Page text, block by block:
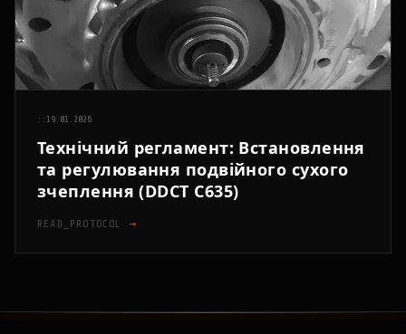
:: 19.01.2026
Технічний регламент: Встановлення
та регулювання подвійного сухого
зчеплення (DDCT C635)
READ_PROTOCOL →